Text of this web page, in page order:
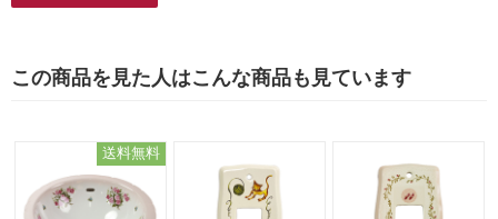
この商品を見た人はこんな商品も見ています
送料無料